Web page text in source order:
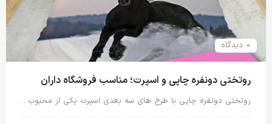
0 دیدگاه
روتختی دونفره چاپی و اسپرت؛ مناسب فروشگاه داران
روتختی دونفره چاپی با طرح های سه بعدی اسپرت یکی از محبوب…